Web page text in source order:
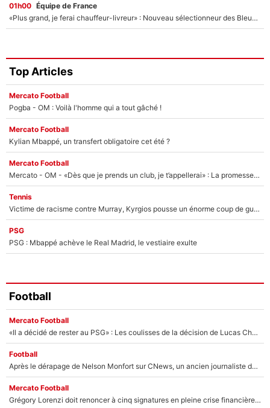
01h00 Équipe de France
«Plus grand, je ferai chauffeur-livreur» : Nouveau sélectionneur des Bleus, Zinédine Zidane s’était imaginé un avenir très différent lorsqu'il était enfant
Top Articles
Mercato Football
Pogba - OM : Voilà l'homme qui a tout gâché !
Mercato Football
Kylian Mbappé, un transfert obligatoire cet été ?
Mercato Football
Mercato - OM - «Dès que je prends un club, je t’appellerai» : La promesse de Marcelino au moment de claquer la porte
Tennis
Victime de racisme contre Murray, Kyrgios pousse un énorme coup de gueule !
PSG
PSG : Mbappé achève le Real Madrid, le vestiaire exulte
Football
Mercato Football
«Il a décidé de rester au PSG» : Les coulisses de la décision de Lucas Chevalier pour son transfert
Football
Après le dérapage de Nelson Monfort sur CNews, un ancien journaliste de France Télévisions relance la polémique sur les incendies en Gironde
Mercato Football
Grégory Lorenzi doit renoncer à cinq signatures en pleine crise financière : L’IA propose sept noms à l’OM pour un mercato réussi... à seulement 5M€ !